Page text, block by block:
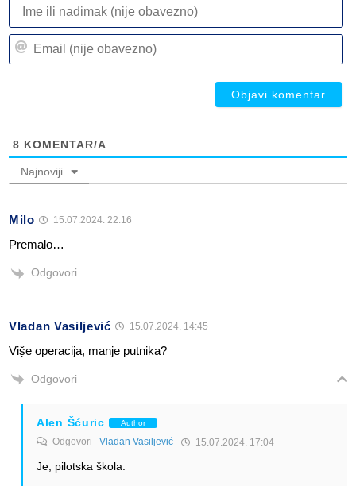
8 KOMENTAR/A
Najnoviji
Milo 15.07.2024. 22:16
Premalo…
Odgovori
Vladan Vasiljević 15.07.2024. 14:45
Viṣ̌e operacija, manje putnika?
Odgovori
Alen Šćuric Author
Odgovori Vladan Vasiljević 15.07.2024. 17:04
Je, pilotska škola.